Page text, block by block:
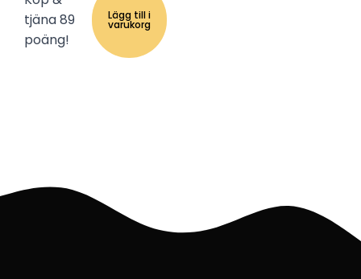
tjäna 89
poäng!
Lägg till i
varukorg